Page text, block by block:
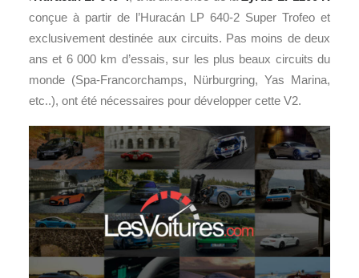
conçue à partir de l’Huracán LP 640-2 Super Trofeo et
exclusivement destinée aux circuits. Pas moins de deux
ans et 6 000 km d’essais, sur les plus beaux circuits du
monde (Spa-Francorchamps, Nürburgring, Yas Marina,
etc..), ont été nécessaires pour développer cette V2.